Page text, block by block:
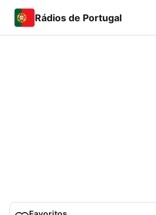
Rádios de Portugal